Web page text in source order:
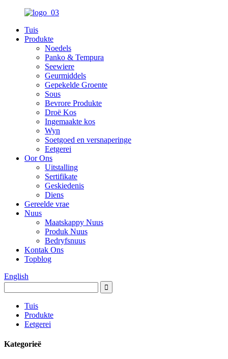
Tuis
Produkte
Noedels
Panko & Tempura
Seewiere
Geurmiddels
Gepekelde Groente
Sous
Bevrore Produkte
Droë Kos
Ingemaakte kos
Wyn
Soetgoed en versnaperinge
Eetgerei
Oor Ons
Uitstalling
Sertifikate
Geskiedenis
Diens
Gereelde vrae
Nuus
Maatskappy Nuus
Produk Nuus
Bedryfsnuus
Kontak Ons
Topblog
English
Tuis
Produkte
Eetgerei
Kategorieë